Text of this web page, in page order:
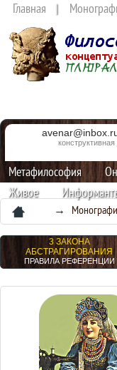
Главная
Метафилософия
Живое
→
3 ЗАКОНА
АБСТРАГИРОВАНИЯ
ПРАВИЛА РЕФЕРЕНЦИИ